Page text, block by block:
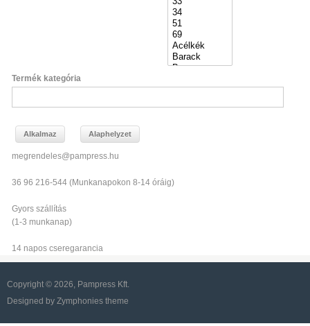
Termék kategória
megrendeles@pampress.hu
36 96 216-544 (Munkanapokon 8-14 óráig)
Gyors szállítás
(1-3 munkanap)
14 napos cseregarancia
Copyright © 2026, Pampress Kft.
Designed by Zymphonies theme